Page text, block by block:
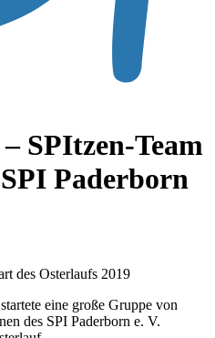
SPItzen-Team
Paderborn
des Osterlaufs 2019
eine große Gruppe von
des SPI Paderborn e. V.